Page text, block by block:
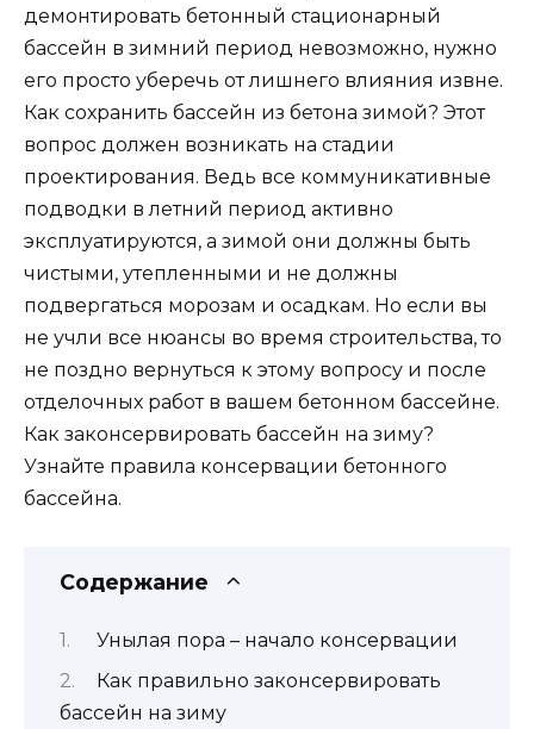
демонтировать бетонный стационарный
бассейн в зимний период невозможно, нужно
его просто уберечь от лишнего влияния извне.
Как сохранить бассейн из бетона зимой? Этот
вопрос должен возникать на стадии
проектирования. Ведь все коммуникативные
подводки в летний период активно
эксплуатируются, а зимой они должны быть
чистыми, утепленными и не должны
подвергаться морозам и осадкам. Но если вы
не учли все нюансы во время строительства, то
не поздно вернуться к этому вопросу и после
отделочных работ в вашем бетонном бассейне.
Как законсервировать бассейн на зиму?
Узнайте правила консервации бетонного
бассейна.
Содержание
Унылая пора – начало консервации
Как правильно законсервировать
бассейн на зиму